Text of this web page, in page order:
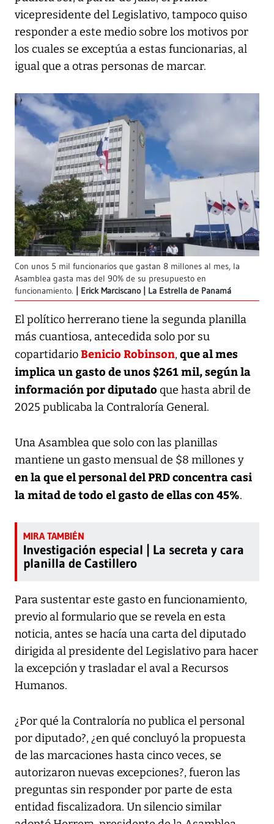
vicepresidente del Legislativo, tampoco quiso
responder a este medio sobre los motivos por
los cuales se exceptúa a estas funcionarias, al
igual que a otras personas de marcar.
Con unos 5 mil funcionarios que gastan 8 millones al mes, la
Asamblea gasta mas del 90% de su presupuesto en
funcionamiento.
Erick Marciscano | La Estrella de Panamá
El político herrerano tiene la segunda planilla
más cuantiosa, antecedida solo por su
copartidarioBenicio Robinson, que al mes
implica un gasto de unos $261 mil, según la
información por diputado que hasta abril de
2025 publicaba la Contraloría General.
Una Asamblea que solo con las planillas
mantiene un gasto mensual de $8 millones y
en la que el personal del PRD concentra casi
la mitad de todo el gasto de ellas con 45%.
Investigación especial | La secreta y cara
planilla de Castillero
Para sustentar este gasto en funcionamiento,
previo al formulario que se revela en esta
noticia, antes se hacía una carta del diputado
dirigida al presidente del Legislativo para hacer
la excepción y trasladar el aval a Recursos
Humanos.
¿Por qué la Contraloría no publica el personal
por diputado?, ¿en qué concluyó la propuesta
de las marcaciones hasta cinco veces, se
autorizaron nuevas excepciones?, fueron las
preguntas sin responder por parte de esta
entidad fiscalizadora. Un silencio similar